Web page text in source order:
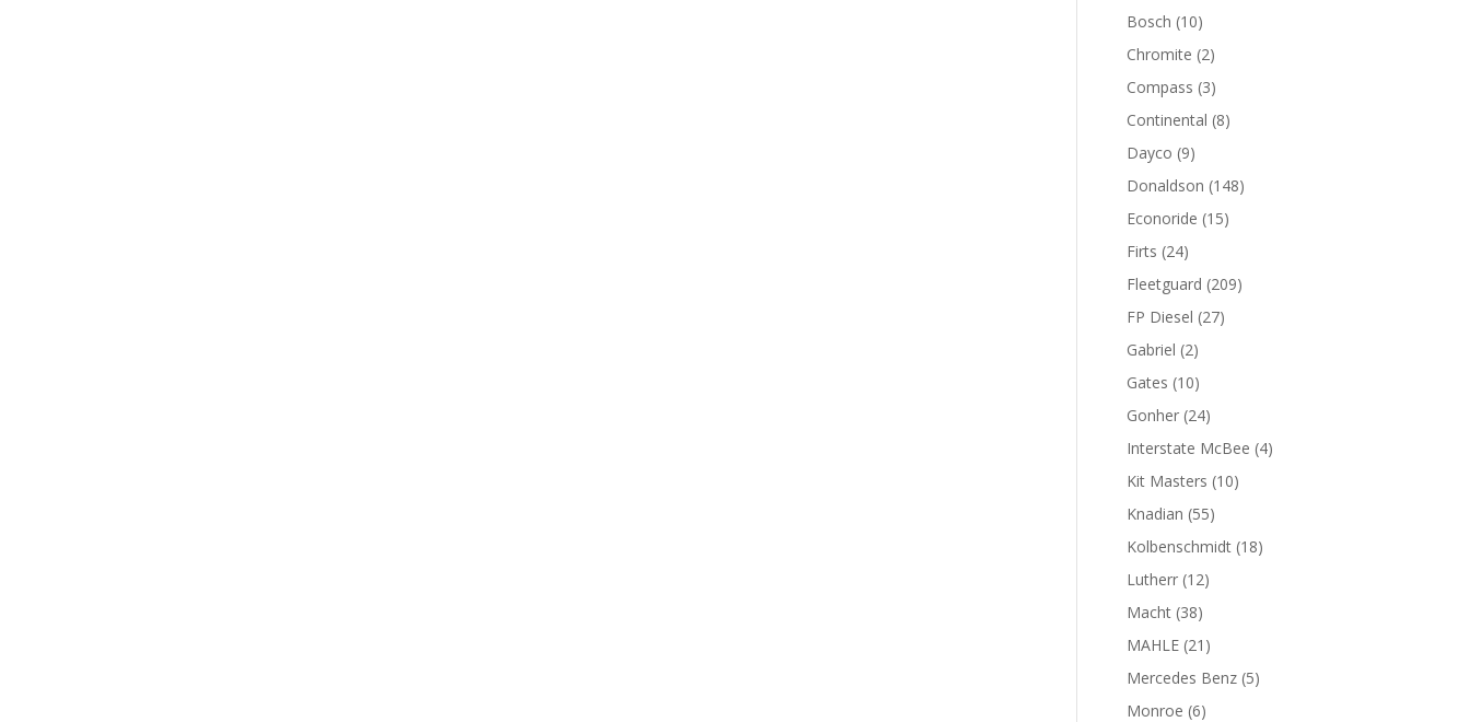
productos
Bosch 1010
productos
Chromite 22
productos
Compass 33
productos
Continental 88
Dayco 99
productos
Donaldson 148148
Econoride 1515
Firts 2424
productos
Fleetguard 209209
FP Diesel 2727
Gabriel 22
productos
Gates 1010
productos
Gonher 2424
productos
Interstate McBee 44
Kit Masters 1010
Knadian 5555
productos
Kolbenschmidt 1818
Lutherr 1212
Macht 3838
productos
MAHLE 21 21
productos
Mercedes Benz 55
Monroe 66